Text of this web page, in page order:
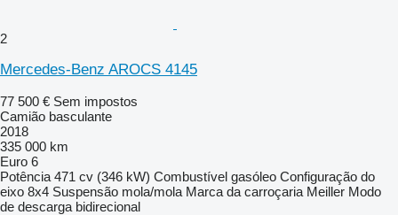
2
Mercedes-Benz AROCS 4145
77 500 € Sem impostos
Camião basculante
2018
335 000 km
Euro 6
Potência 471 cv (346 kW) Combustível gasóleo Configuração do
eixo 8x4 Suspensão mola/mola Marca da carroçaria Meiller Modo
de descarga bidirecional